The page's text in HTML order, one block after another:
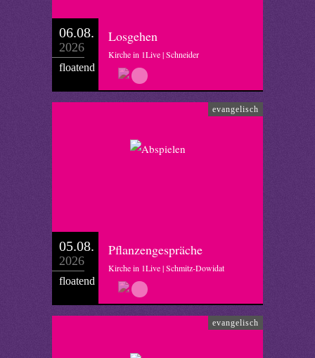
06.08.
2026
floatend
Losgehen
Kirche in 1Live | Schneider
evangelisch
05.08.
2026
floatend
Pflanzengespräche
Kirche in 1Live | Schmitz-Dowidat
evangelisch